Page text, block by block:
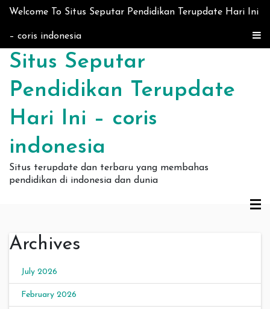
Skip to content
Welcome To Situs Seputar Pendidikan Terupdate Hari Ini
– coris indonesia
Situs Seputar
Pendidikan Terupdate
Hari Ini – coris
indonesia
Situs terupdate dan terbaru yang membahas
pendidikan di indonesia dan dunia
Archives
July 2026
February 2026